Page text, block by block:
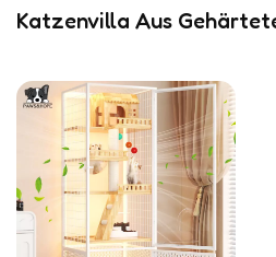
Katzenvilla Aus